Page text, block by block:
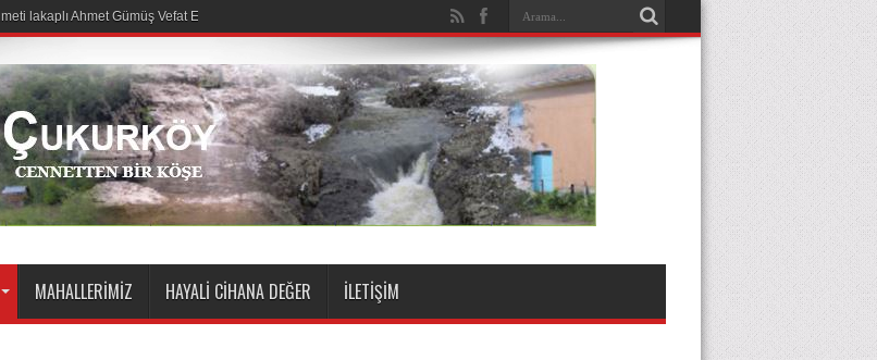
lakaplı Ahmet Gümüş Vefat Etmiştir.
MAHALLERIMIZ HAYALI CIHANA DEĞER İLETIŞIM